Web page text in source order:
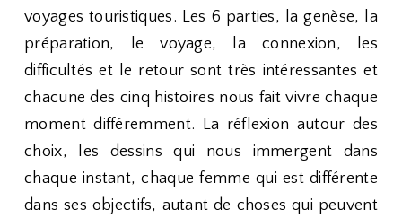
voyages touristiques. Les 6 parties, la genèse, la
préparation, le voyage, la connexion, les
difficultés et le retour sont très intéressantes et
chacune des cinq histoires nous fait vivre chaque
moment différemment. La réflexion autour des
choix, les dessins qui nous immergent dans
chaque instant, chaque femme qui est différente
dans ses objectifs, autant de choses qui peuvent